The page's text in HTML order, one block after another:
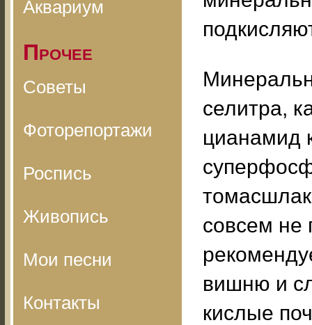
Аквариум
Прочее
Советы
Фоторепортажи
Роспись
Живопись
Мои песни
Контакты
селитра,
цианамид
совсем не
вишню и
кислые